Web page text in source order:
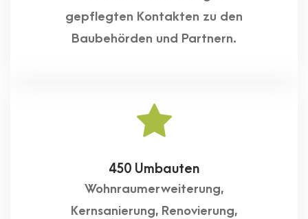
gepflegten Kontakten zu den
Baubehörden und Partnern.
450 Umbauten
Wohnraumerweiterung,
Kernsanierung, Renovierung,